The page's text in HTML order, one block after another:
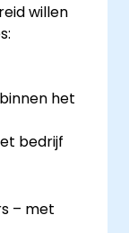
willen
het
bedrijf
– met